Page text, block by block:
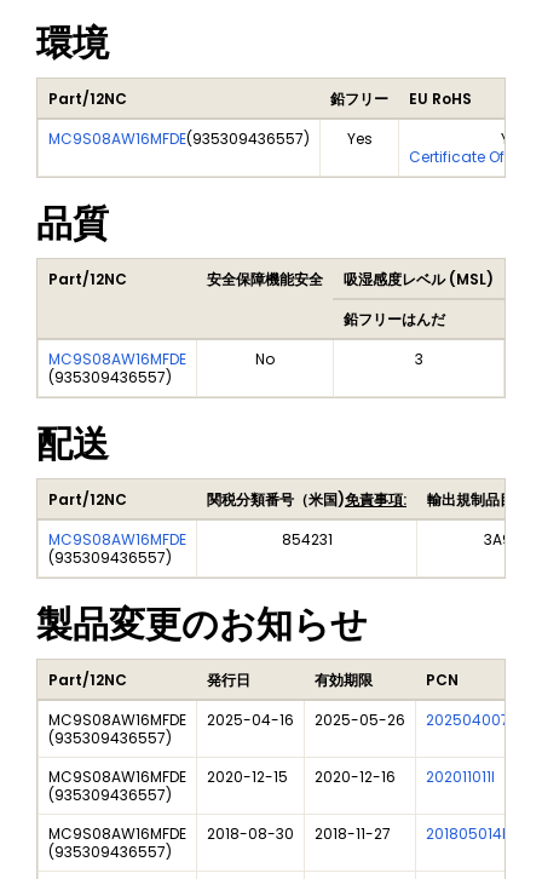
環境
Part/12NC 鉛フリー
EU RoHS
MC9S08AW16MFDE(935309436557) Yes
Yes
Certificate Of
品質
Part/12NC 安全保障機能安全 吸湿感度レベル (MSL)
鉛フリーはんだ
MC9S08AW16MFDE
(935309436557)
No 3
配送
Part/12NC 関税分類番号（米国)免責事項:
輸出規制品目番
MC9S08AW16MFDE
(935309436557)
854231
製品変更のお知らせ
Part/12NC 発行日 有効期限
PCN
MC9S08AW16MFDE
(935309436557)
2025-04-16 2025-05-26 202504007I
MC9S08AW16MFDE
(935309436557)
2020-12-15 2020-12-16 202011011I
MC9S08AW16MFDE
(935309436557)
2018-08-30 2018-11-27 201805014F01